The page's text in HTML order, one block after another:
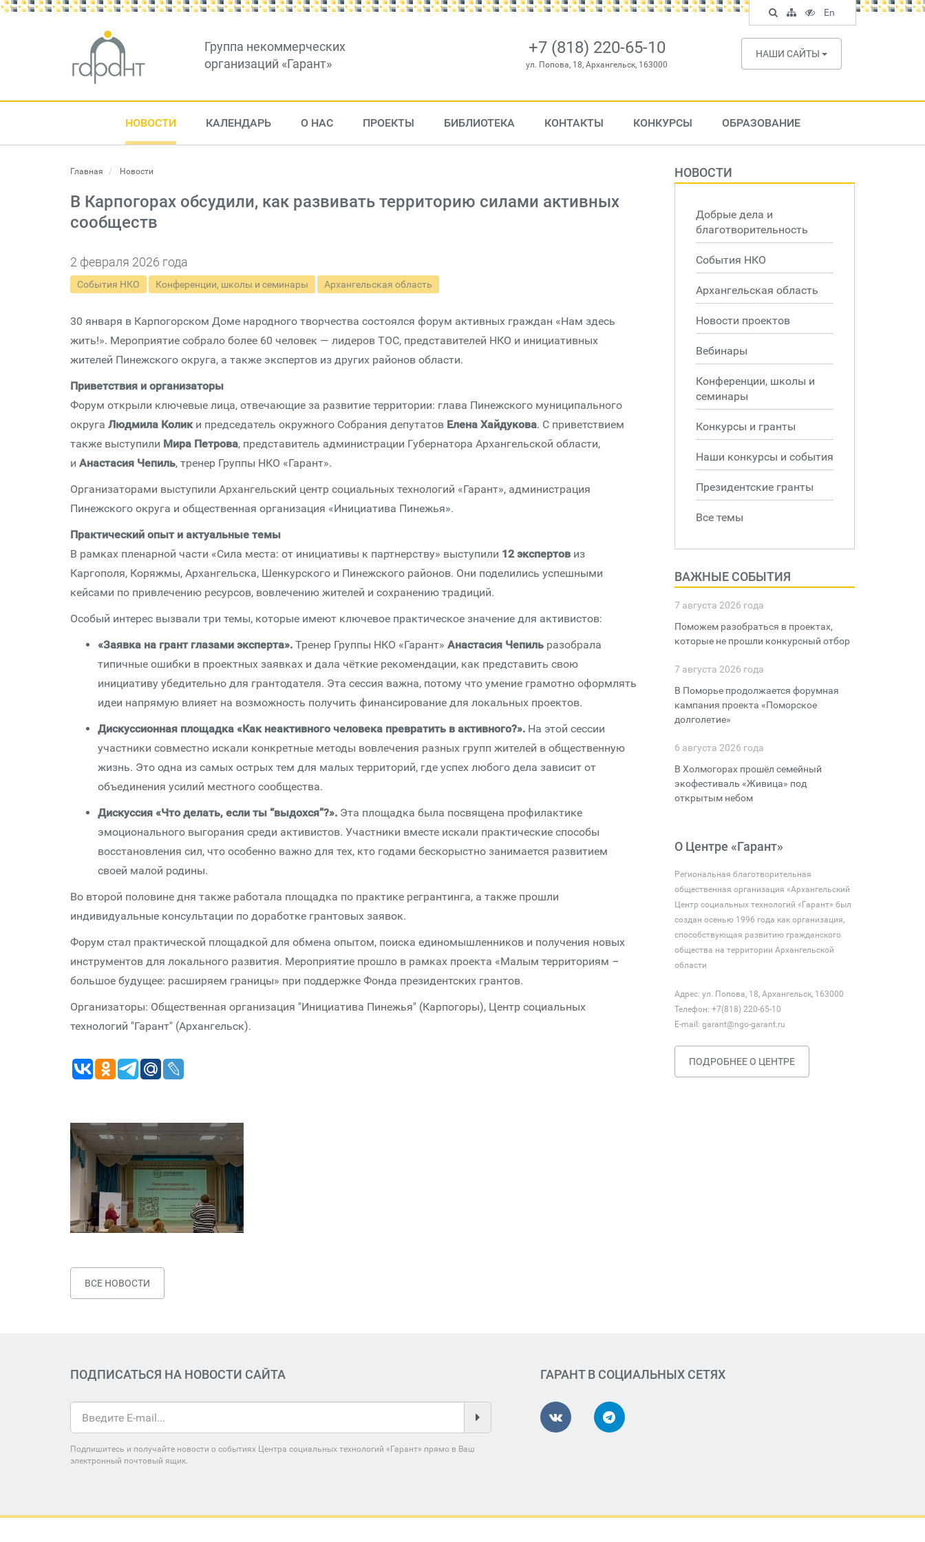
Группа некоммерческих
организаций «Гарант»
+7 (818) 220-65-10
ул. Попова, 18, Архангельск, 163000
НАШИ САЙТЫ
НОВОСТИ КАЛЕНДАРЬ О НАС ПРОЕКТЫ БИБЛИОТЕКА КОНТАКТЫ КОНКУРСЫ ОБРАЗОВАНИЕ
Главная Новости
В Карпогорах обсудили, как развивать территорию силами активных
сообществ
2 февраля 2026 года
События НКО Конференции, школы и семинары Архангельская область
30 января в Карпогорском Доме народного творчества состоялся форум активных граждан «Нам здесь
жить!». Мероприятие собрало более 60 человек — лидеров ТОС, представителей НКО и инициативных
жителей Пинежского округа, а также экспертов из других районов области.
Приветствия и организаторы
Форум открыли ключевые лица, отвечающие за развитие территории: глава Пинежского муниципального
округа Людмила Колик и председатель окружного Собрания депутатов Елена Хайдукова. С приветствием
также выступили Мира Петрова, представитель администрации Губернатора Архангельской области,
и Анастасия Чепиль, тренер Группы НКО «Гарант».
Организаторами выступили Архангельский центр социальных технологий «Гарант», администрация
Пинежского округа и общественная организация «Инициатива Пинежья».
Практический опыт и актуальные темы
В рамках пленарной части «Сила места: от инициативы к партнерству» выступили 12 экспертов из
Каргополя, Коряжмы, Архангельска, Шенкурского и Пинежского районов. Они поделились успешными
кейсами по привлечению ресурсов, вовлечению жителей и сохранению традиций.
Особый интерес вызвали три темы, которые имеют ключевое практическое значение для активистов:
«Заявка на грант глазами эксперта». Тренер Группы НКО «Гарант» Анастасия Чепиль разобрала
типичные ошибки в проектных заявках и дала чёткие рекомендации, как представить свою
инициативу убедительно для грантодателя. Эта сессия важна, потому что умение грамотно оформлять
идеи напрямую влияет на возможность получить финансирование для локальных проектов.
Дискуссионная площадка «Как неактивного человека превратить в активного?». На этой сессии
участники совместно искали конкретные методы вовлечения разных групп жителей в общественную
жизнь. Это одна из самых острых тем для малых территорий, где успех любого дела зависит от
объединения усилий местного сообщества.
Дискуссия «Что делать, если ты “выдохся”?». Эта площадка была посвящена профилактике
эмоционального выгорания среди активистов. Участники вместе искали практические способы
восстановления сил, что особенно важно для тех, кто годами бескорыстно занимается развитием
своей малой родины.
Во второй половине дня также работала площадка по практике регрантинга, а также прошли
индивидуальные консультации по доработке грантовых заявок.
Форум стал практической площадкой для обмена опытом, поиска единомышленников и получения новых
инструментов для локального развития. Мероприятие прошло в рамках проекта «Малым территориям –
большое будущее: расширяем границы» при поддержке Фонда президентских грантов.
Организаторы: Общественная организация "Инициатива Пинежья" (Карпогоры), Центр социальных
технологий "Гарант" (Архангельск).
ВСЕ НОВОСТИ
НОВОСТИ
Добрые дела и
благотворительность
События НКО
Архангельская область
Новости проектов
Вебинары
Конференции, школы и
семинары
Конкурсы и гранты
Наши конкурсы и события
Президентские гранты
Все темы
ВАЖНЫЕ СОБЫТИЯ
7 августа 2026 года
Поможем разобраться в проектах,
которые не прошли конкурсный отбор
7 августа 2026 года
В Поморье продолжается форумная
кампания проекта «Поморское
долголетие»
6 августа 2026 года
В Холмогорах прошёл семейный
экофестиваль «Живица» под
открытым небом
О Центре «Гарант»
Региональная благотворительная
общественная организация «Архангельский
Центр социальных технологий «Гарант» был
создан осенью 1996 года как организация,
способствующая развитию гражданского
общества на территории Архангельской
области
Адрес: ул. Попова, 18, Архангельск, 163000
Телефон: +7(818) 220-65-10
E-mail: garant@ngo-garant.ru
ПОДРОБНЕЕ О ЦЕНТРЕ
ПОДПИСАТЬСЯ НА НОВОСТИ САЙТА
Подпишитесь и получайте новости о событиях Центра социальных технологий «Гарант» прямо в Ваш
электронный почтовый ящик.
ГАРАНТ В СОЦИАЛЬНЫХ СЕТЯХ
Поиск
по
сайту
Карта
сайта
Версия
для
слабовидящих
En
English